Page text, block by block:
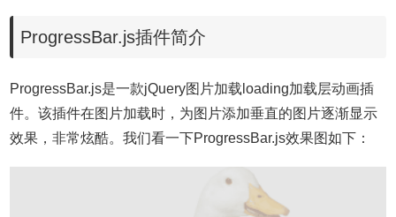
ProgressBar.js插件简介
ProgressBar.js是一款jQuery图片加载loading加载层动画插
件。该插件在图片加载时，为图片添加垂直的图片逐渐显示
效果，非常炫酷。我们看一下ProgressBar.js效果图如下：